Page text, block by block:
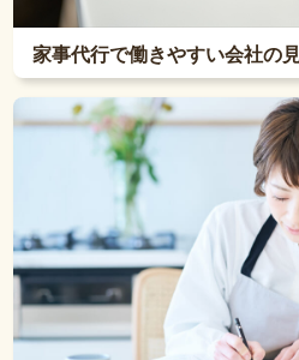
家事代行で働きやすい会社の